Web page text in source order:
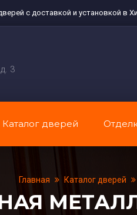
с доставкой и установкой в
3
Каталог дверей
Главная Каталог дверей